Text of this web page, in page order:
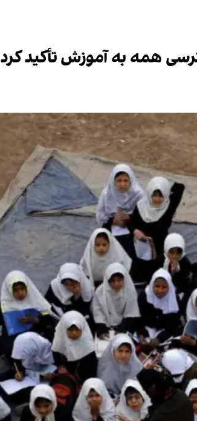
همه به آموزش تأکید کرد